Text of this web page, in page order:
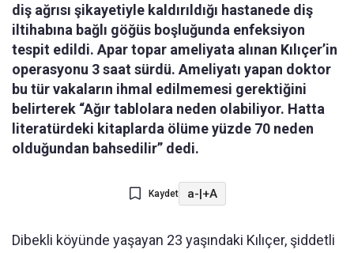
diş ağrısı şikayetiyle kaldırıldığı hastanede diş
iltihabına bağlı göğüs boşluğunda enfeksiyon
tespit edildi. Apar topar ameliyata alınan Kılıçer’in
operasyonu 3 saat sürdü. Ameliyatı yapan doktor
bu tür vakaların ihmal edilmemesi gerektiğini
belirterek “Ağır tablolara neden olabiliyor. Hatta
literatürdeki kitaplarda ölüme yüzde 70 neden
olduğundan bahsedilir” dedi.
Kaydet a-|+A
Dibekli köyünde yaşayan 23 yaşındaki Kılıçer, şiddetli